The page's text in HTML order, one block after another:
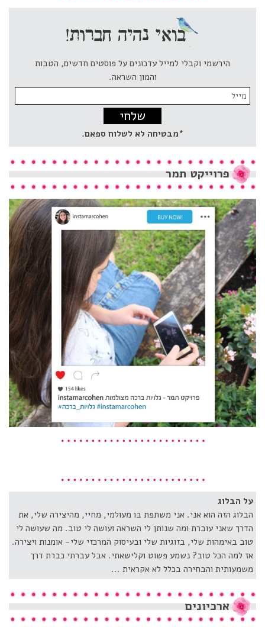
הירשמי וקבלי למייל עדכונים על פוסטים חדשים, הטבות
והמון השראה.
Email
address:
*מבטיחה לא לשלוח ספאם.
פרוייקט תמר
על הבלוג
הבלוג הזה הוא אני. אני משתפת בו מעולמי, מחיי, מהיצירה שלי, את
הדרך שאני עוברת ומה שנותן לי השראה ועושה לי טוב. מה שעושה לי
טוב באימהות שלי, בזוגיות שלי ובעיסוק המרכזי שלי- אומנות ויצירה.
אז למה הכל טוב? נשמע פשוט וקלישאתי. אבל עברתי כברת דרך
משמעותית והבחירה בכלל לא אקראית ...
ארכיונים